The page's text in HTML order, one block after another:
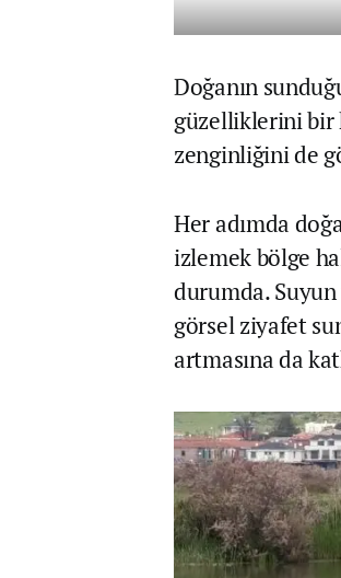
Doğanın
güzelliklerini bir
zenginliğini de
Her adımda
izlemek bölge
durumda.
görsel ziyafet
artmasına da